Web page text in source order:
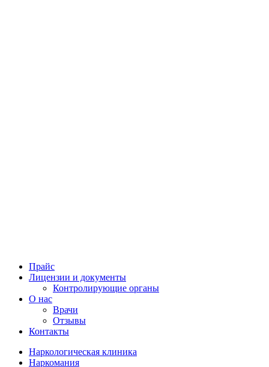
Прайс
Лицензии и документы
Контролирующие органы
О нас
Врачи
Отзывы
Контакты
Наркологическая клиника
Наркомания